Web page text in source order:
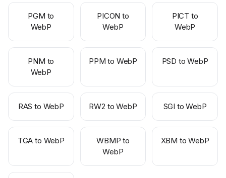
PGM to
WebP
PICON to
WebP
PICT to
WebP
PNM to
WebP
PPM to WebP PSD to WebP
RAS to WebP RW2 to WebP SGI to WebP
TGA to WebP
WBMP to
WebP
XBM to WebP